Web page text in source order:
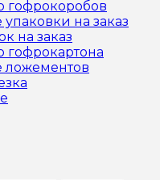
гофрокоробов
на заказ
на заказ
гофрокартона
ложементов